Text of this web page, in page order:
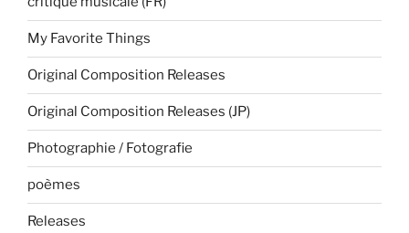
My Favorite Things
Original Composition Releases
Original Composition Releases (JP)
Photographie / Fotografie
poèmes
Releases